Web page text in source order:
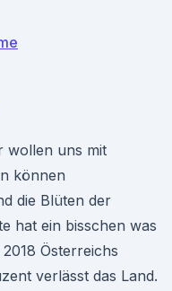
wollen uns mit
können
die Blüten der
hat ein bisschen was
Österreichs
verlässt das Land.